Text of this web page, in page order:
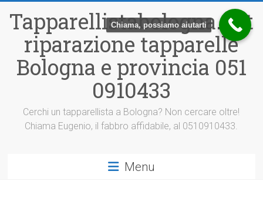
contenuto
Tapparellistabologna.net
riparazione tapparelle
Bologna e provincia 051
0910433
Cerchi un tapparellista a Bologna? Non cercare oltre!
Chiama Eugenio, il fabbro affidabile, al 0510910433.
Menu
Chiama, possiamo aiutarti